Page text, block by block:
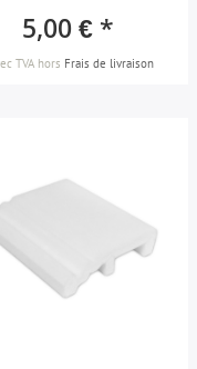
5,00 € *
TVA hors Frais de livraison